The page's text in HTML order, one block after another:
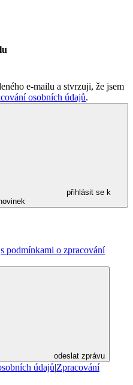
e-mailu a stvrzuji, že jsem
osobních údajů.
přihlásit se k
s podmínkami o zpracování
odeslat zprávu
údajů|Zpracování